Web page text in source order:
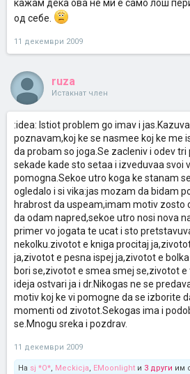
врежани во потсвеста.Смешно е да,но
буквално за се она што ве разнишало и
промените да напишете што би било тоа
среќни.Исто така многу е важно да се
гледате светот,дали сте си сами себе
кажам дека ова не ми е само лош
од себе.
11 декември 2009
ruza
Истакнат член
:idea: Istiot problem go imav i
poznavam,koj ke se nasmee koj ke me
da probam so joga.Se zacleniv i odev
sekade kade sto setaa i izveduvaa svoi
pomogna.Sekoe utro koga ke stanam
ogledalo i si vika:jas mozam da bidam
hrabrost da uspeam,imam motiv zosto
da odam napred,sekoe utro nosi nova
primer vo jogata te ucat i sto
nekolku.zivotot e kniga procitaj
ja,zivotot e pesna ispej ja,zivotot e
bori se,zivotot e smea smej se,zivotot
ideja ostvari ja i dr.Nikogas ne se
motiv koj ke vi pomogne da se izborite
momenti od zivotot.Sekogas ima i
se.Mnogu sreka i pozdrav.
11 декември 2009
На sj *O*, Meckicja, EMoonlight и 3 други им